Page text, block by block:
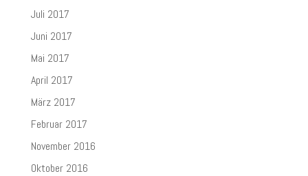
Juli 2017
Juni 2017
Mai 2017
April 2017
März 2017
Februar 2017
November 2016
Oktober 2016